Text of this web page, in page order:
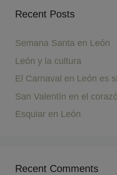
Recent Posts
Semana Santa en León
León y la cultura
El Carnaval en León es
San Valentín en el
Esquiar en León
Recent Comments